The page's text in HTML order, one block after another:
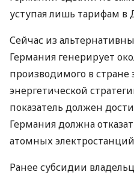
уступая лишь тарифам в
Сейчас из
Германия генерирует
производимого в стране
энергетической
показатель должен
Германия должна
атомных
Ранее субсидии